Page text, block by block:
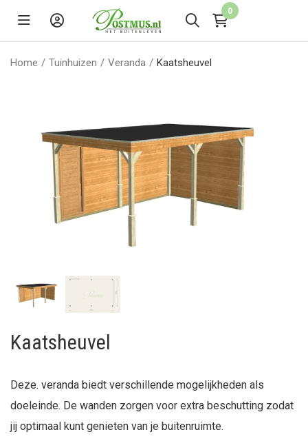
0
Home / Tuinhuizen / Veranda / Kaatsheuvel
Kaatsheuvel
Deze. veranda biedt verschillende mogelijkheden als
doeleinde. De wanden zorgen voor extra beschutting zodat
jij optimaal kunt genieten van je buitenruimte.